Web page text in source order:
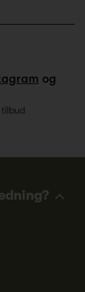
og
tilbud